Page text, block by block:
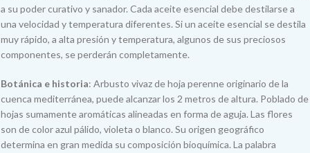
a su poder curativo y sanador. Cada aceite esencial debe destilarse a
una velocidad y temperatura diferentes. Si un aceite esencial se destila
muy rápido, a alta presión y temperatura, algunos de sus preciosos
componentes, se perderán completamente.
Botánica e historia: Arbusto vivaz de hoja perenne originario de la
cuenca mediterránea, puede alcanzar los 2 metros de altura. Poblado de
hojas sumamente aromáticas alineadas en forma de aguja. Las flores
son de color azul pálido, violeta o blanco. Su origen geográfico
determina en gran medida su composición bioquímica. La palabra